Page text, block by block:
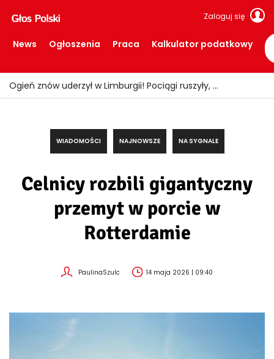
Zaloguj się
News Ogłoszenia Praca Kalkulator podatkowy
Ogień znów uderzył w Limburgii! Pociągi ruszyły, ale teren nadal zamknięty
WIADOMOŚCI NAJNOWSZE NA SYGNALE
Celnicy rozbili gigantyczny
przemyt w porcie w
Rotterdamie
PaulinaSzulc 14 maja 2026 | 09:40